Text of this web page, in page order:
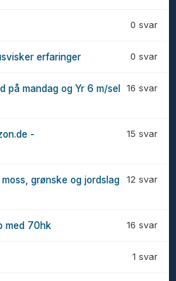
0 svar
0 svar
erfaringer
16 svar
på mandag og Yr 6 m/sel
15 svar
-
12 svar
grønske og jordslag
16 svar
med 70hk
1 svar